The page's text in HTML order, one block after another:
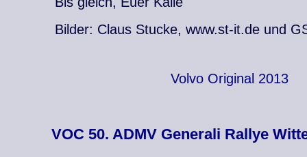
Bilder: Claus Stucke, www.st-it.de und
Volvo Original 2013
VOC 50. ADMV Generali Rallye